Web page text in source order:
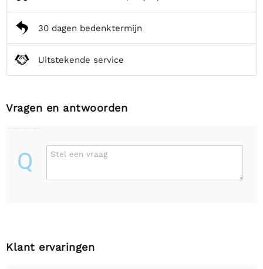
30 dagen bedenktermijn
Uitstekende service
Vragen en antwoorden
Q Stel een vraag
Klant ervaringen